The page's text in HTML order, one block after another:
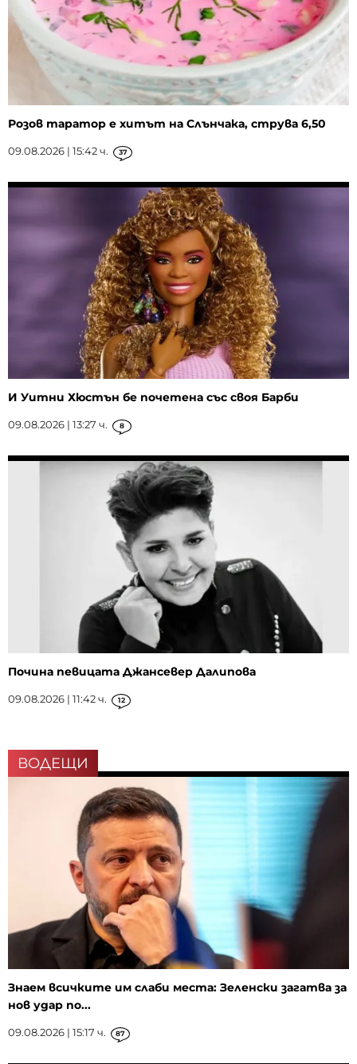
Розов таратор е хитът на Слънчака, струва 6,50
09.08.2026 | 15:42 ч. 37
И Уитни Хюстън бе почетена със своя Барби
09.08.2026 | 13:27 ч. 8
Почина певицата Джансевер Далипова
09.08.2026 | 11:42 ч. 12
ВОДЕЩИ
Знаем всичките им слаби места: Зеленски загатва за
нов удар по...
09.08.2026 | 15:17 ч. 87